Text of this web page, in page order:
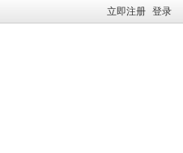
立即注册 登录